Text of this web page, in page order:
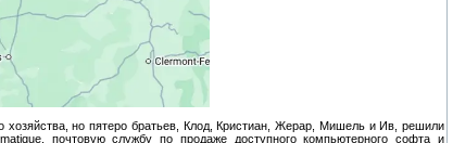
хозяйства, но пятеро братьев, Клод, Кристиан, Жерар, Мишель и Ив, решили
почтовую службу по продаже доступного компьютерного софта и